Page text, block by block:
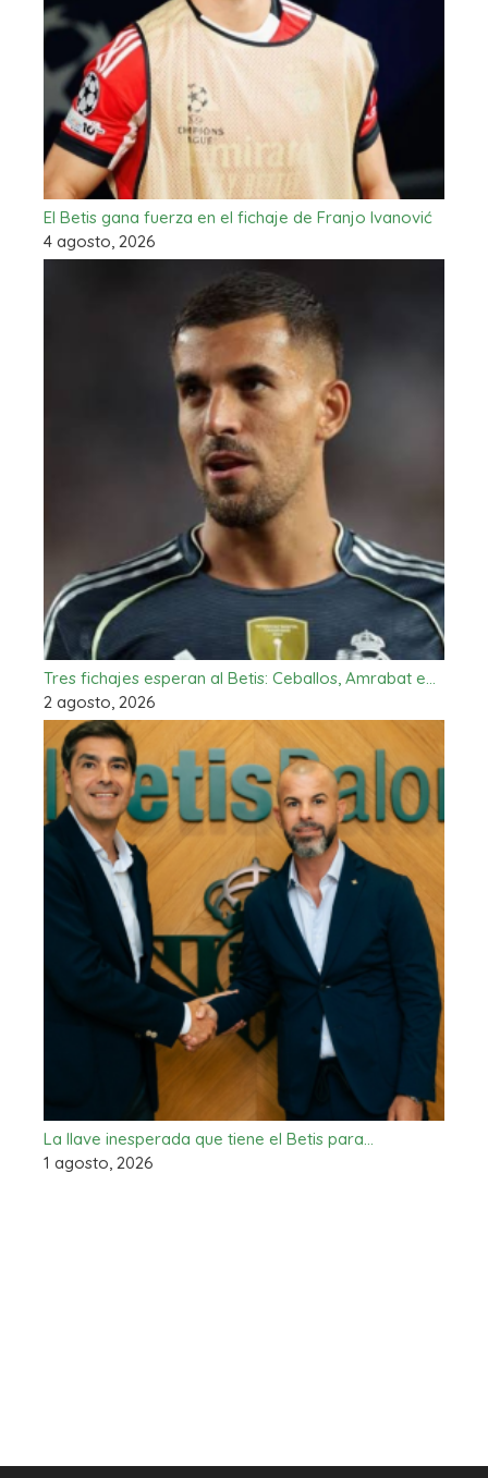
El Betis gana fuerza en el fichaje de Franjo Ivanović
4 agosto, 2026
Tres fichajes esperan al Betis: Ceballos, Amrabat e…
2 agosto, 2026
La llave inesperada que tiene el Betis para…
1 agosto, 2026